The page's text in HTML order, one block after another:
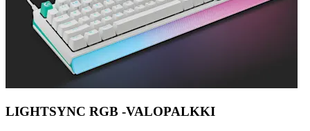
LIGHTSYNC RGB -VALOPALKKI